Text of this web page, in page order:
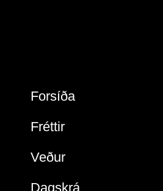
Forsíða
Fréttir
Veður
Dagskrá